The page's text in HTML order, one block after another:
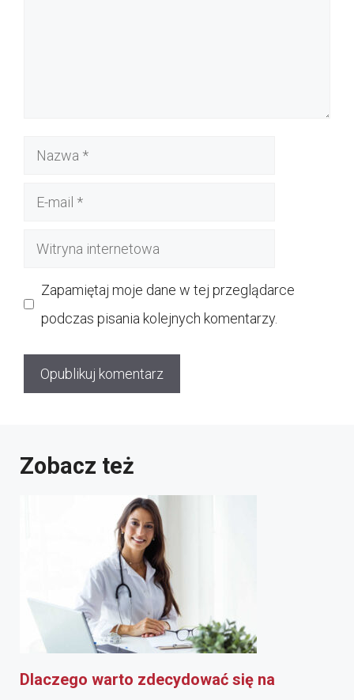
Nazwa
Witryna
Zapamiętaj moje dane w tej przeglądarce
podczas pisania kolejnych komentarzy.
Zobacz też
Dlaczego warto zdecydować się na